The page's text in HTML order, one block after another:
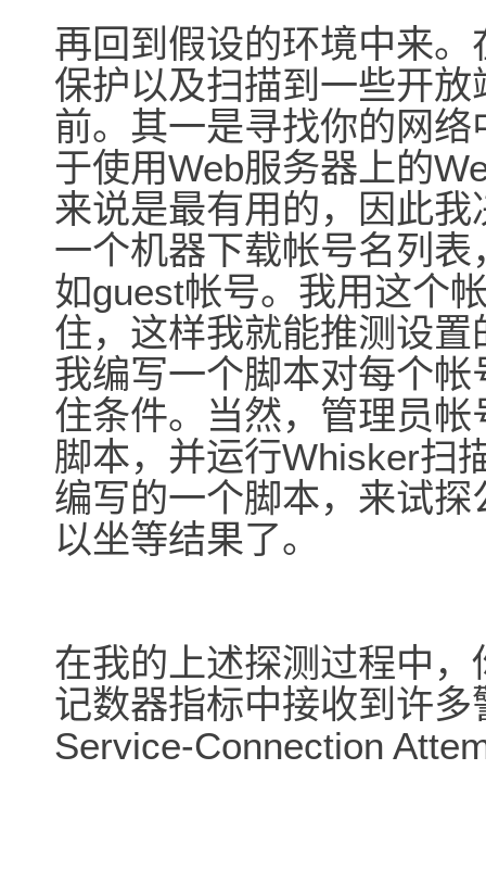
再回到假设的环境中来
保护以及扫描到一些开
前。其一是寻找你的网
于使用Web服务器上的
来说是最有用的，因此
一个机器下载帐号名列
如guest帐号。我用这个
住，这样我就能推测设
我编写一个脚本对每个
住条件。当然，管理员
脚本，并运行Whisker扫
编写的一个脚本，来试
以坐等结果了。
在我的上述探测过程中
记数器指标中接收到许
Service-Connection